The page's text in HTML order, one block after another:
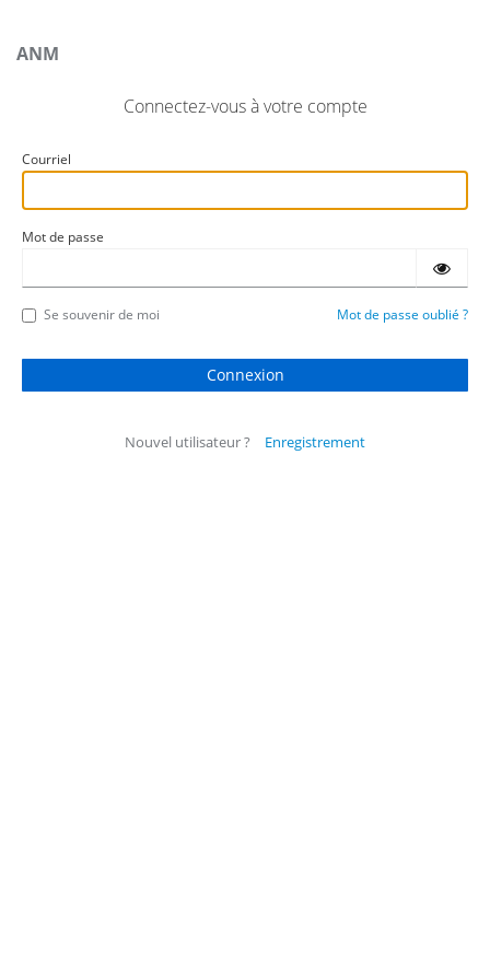
ANM
Connectez-vous à votre compte
Courriel
Mot de passe
Se souvenir de moi Mot de passe oublié ?
Nouvel utilisateur ? Enregistrement